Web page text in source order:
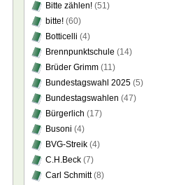
Bitte zählen! (51)
bitte! (60)
Botticelli (4)
Brennpunktschule (14)
Brüder Grimm (11)
Bundestagswahl 2025 (5)
Bundestagswahlen (47)
Bürgerlich (17)
Busoni (4)
BVG-Streik (4)
C.H.Beck (7)
Carl Schmitt(8)